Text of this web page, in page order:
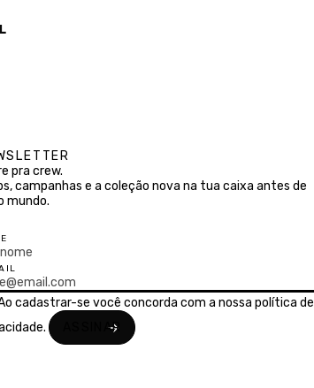
pra crew.
campanhas e a coleção nova na tua caixa antes de
mundo.
cadastrar-se você concorda com a nossapolítica de